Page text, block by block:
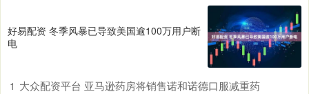
好易配资 冬季风暴已导致美国逾100万用户断
电
1 大众配资平台 亚马逊药房将销售诺和诺德口服减重药